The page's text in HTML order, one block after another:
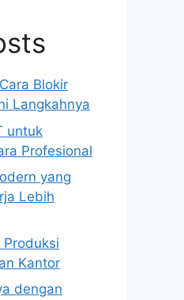
Blokir
Langkahnya
untuk
Profesional
yang
Lebih
Produksi
Kantor
dengan